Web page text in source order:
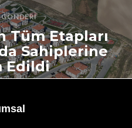
Tüm Etapları
Sahiplerine
Edildi